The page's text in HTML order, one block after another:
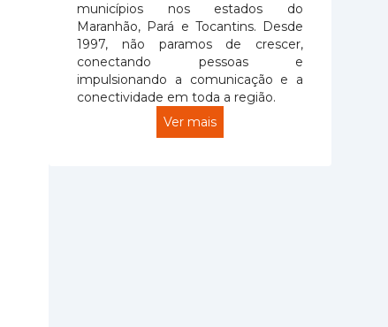
municípios nos estados do
Maranhão, Pará e Tocantins. Desde
1997, não paramos de crescer,
conectando pessoas e
impulsionando a comunicação e a
conectividade em toda a região.
Ver mais